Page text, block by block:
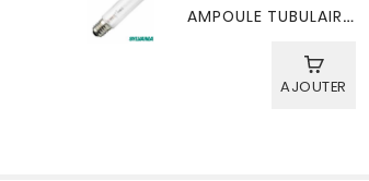
A
MPOULE TUBULAIRE SODIUM SHP 250W E40
AJOUTER